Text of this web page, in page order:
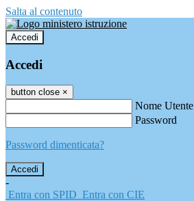
Salta al contenuto
Accedi
Accedi
button close ×
Nome Utente
Password
Password dimenticata?
-
Entra con SPID Entra con CIE